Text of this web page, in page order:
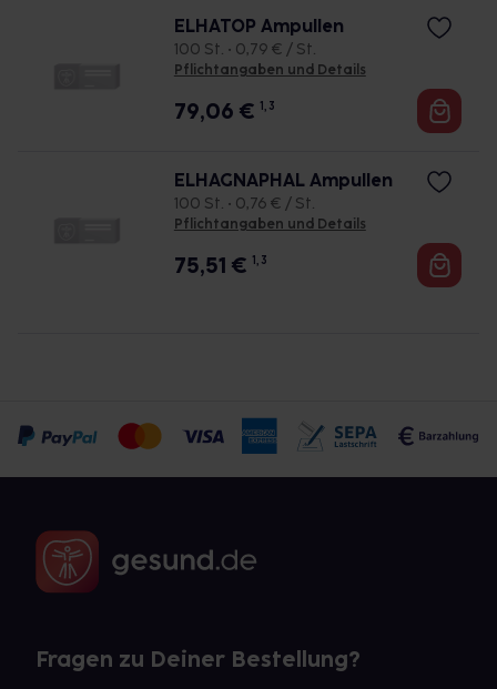
ELHATOP Ampullen
100 St. • 0,79 € / St.
Pflichtangaben und Details
79,06 € 1, 3
ELHAGNAPHAL Ampullen
100 St. • 0,76 € / St.
Pflichtangaben und Details
75,51 € 1, 3
Fragen zu Deiner Bestellung?